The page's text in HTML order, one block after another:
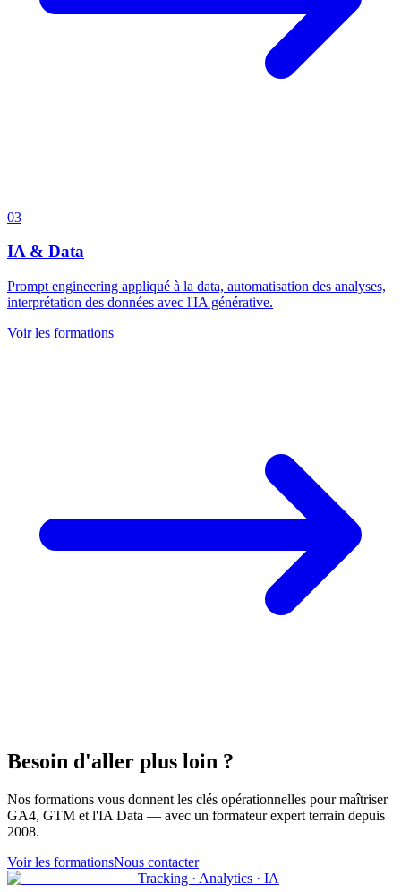
03
IA & Data
Prompt engineering appliqué à la data, automatisation des analyses,
interprétation des données avec l'IA générative.
Voir les formations
Besoin d'aller plus loin ?
Nos formations vous donnent les clés opérationnelles pour maîtriser
GA4, GTM et l'IA Data — avec un formateur expert terrain depuis
2008.
Voir les formationsNous contacter
Tracking · Analytics · IA